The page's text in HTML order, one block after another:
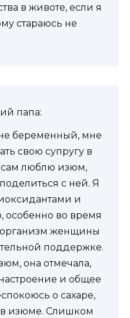
в животе, если я
стараюсь не
папа:
не беременный, мне
свою супругу в
люблю изюм,
с ней. Я
и
особенно во время
организм женщины
поддержке.
она отмечала,
и общее
о сахаре,
изюме. Слишком